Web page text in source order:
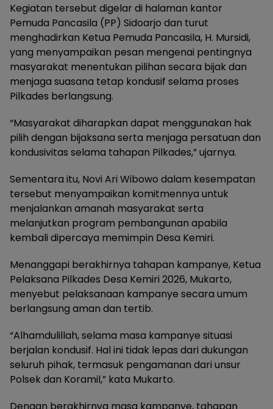
Kegiatan tersebut digelar di halaman kantor
Pemuda Pancasila (PP) Sidoarjo dan turut
menghadirkan Ketua Pemuda Pancasila, H. Mursidi,
yang menyampaikan pesan mengenai pentingnya
masyarakat menentukan pilihan secara bijak dan
menjaga suasana tetap kondusif selama proses
Pilkades berlangsung.
“Masyarakat diharapkan dapat menggunakan hak
pilih dengan bijaksana serta menjaga persatuan dan
kondusivitas selama tahapan Pilkades,” ujarnya.
Sementara itu, Novi Ari Wibowo dalam kesempatan
tersebut menyampaikan komitmennya untuk
menjalankan amanah masyarakat serta
melanjutkan program pembangunan apabila
kembali dipercaya memimpin Desa Kemiri.
Menanggapi berakhirnya tahapan kampanye, Ketua
Pelaksana Pilkades Desa Kemiri 2026, Mukarto,
menyebut pelaksanaan kampanye secara umum
berlangsung aman dan tertib.
“Alhamdulillah, selama masa kampanye situasi
berjalan kondusif. Hal ini tidak lepas dari dukungan
seluruh pihak, termasuk pengamanan dari unsur
Polsek dan Koramil,” kata Mukarto.
Dengan berakhirnya masa kampanye, tahapan